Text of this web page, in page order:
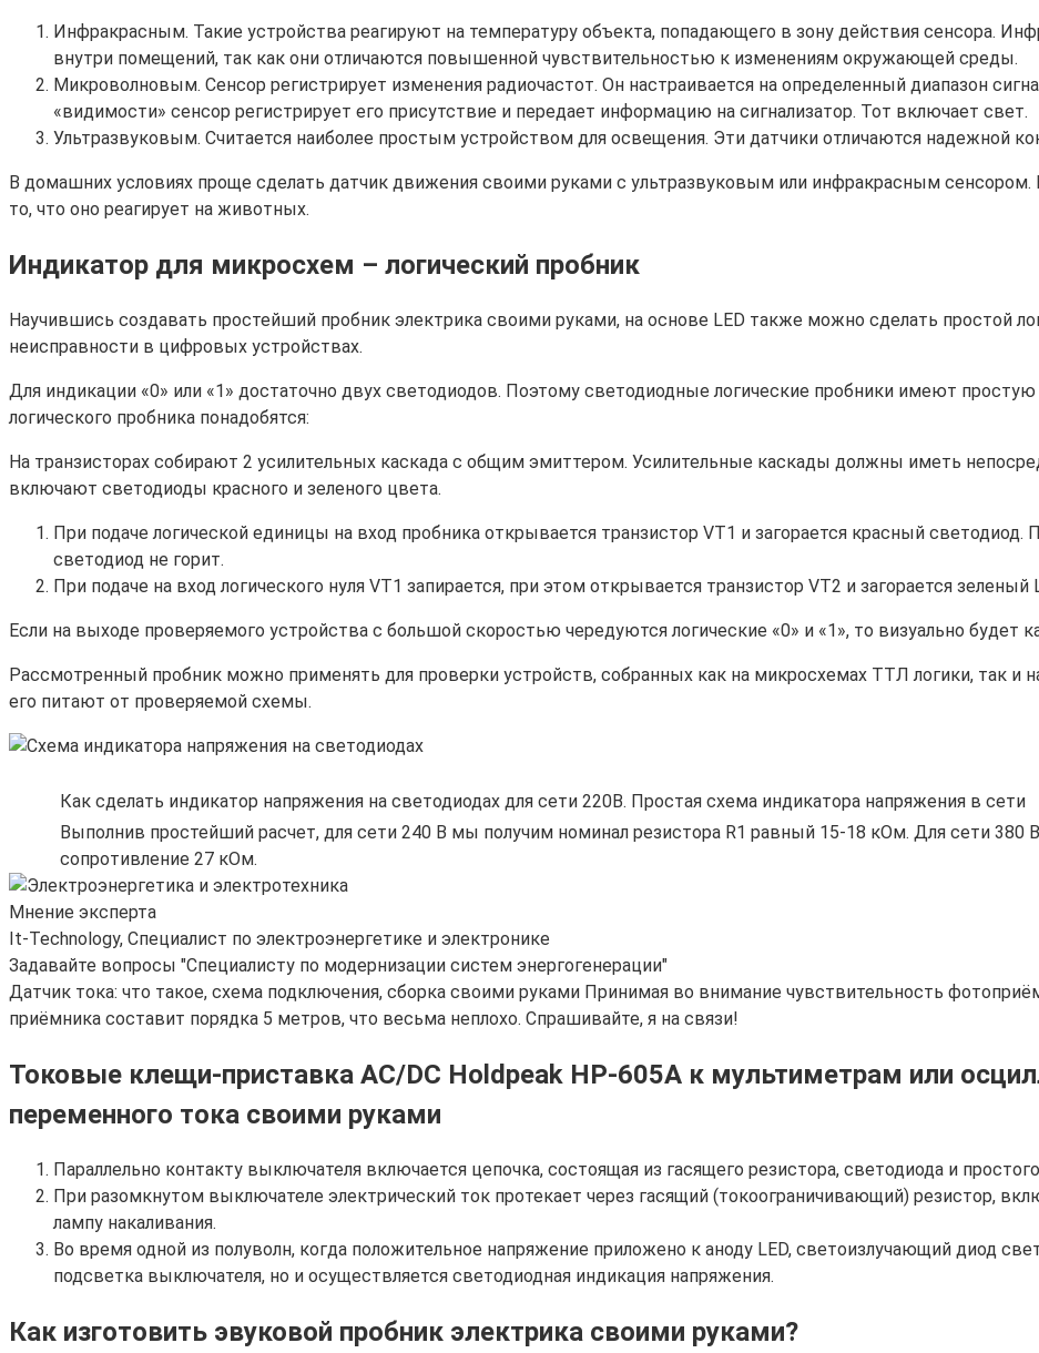
Инфракрасным. Такие устройства реагируют на температуру объекта, попадающего в зону действия сенсора.
внутри помещений, так как они отличаются повышенной чувствительностью к изменениям окружающей среды.
Микроволновым. Сенсор регистрирует изменения радиочастот. Он настраивается на определенный диапазон
«видимости» сенсор регистрирует его присутствие и передает информацию на сигнализатор. Тот включает свет.
Ультразвуковым. Считается наиболее простым устройством для освещения. Эти датчики отличаются надежной
В домашних условиях проще сделать датчик движения своими руками с ультразвуковым или инфракрасным сенсором.
то, что оно реагирует на животных.
Индикатор для микросхем – логический пробник
Научившись создавать простейший пробник электрика своими руками, на основе LED также можно сделать простой
неисправности в цифровых устройствах.
Для индикации «0» или «1» достаточно двух светодиодов. Поэтому светодиодные логические пробники имеют
логического пробника понадобятся:
На транзисторах собирают 2 усилительных каскада с общим эмиттером. Усилительные каскады должны иметь
включают светодиоды красного и зеленого цвета.
При подаче логической единицы на вход пробника открывается транзистор VT1 и загорается красный
светодиод не горит.
При подаче на вход логического нуля VT1 запирается, при этом открывается транзистор VT2 и загорается зеленый
Если на выходе проверяемого устройства с большой скоростью чередуются логические «0» и «1», то визуально будет
Рассмотренный пробник можно применять для проверки устройств, собранных как на микросхемах ТТЛ логики, так
его питают от проверяемой схемы.
Как сделать индикатор напряжения на светодиодах для сети 220В. Простая схема индикатора напряжения в сети
Выполнив простейший расчет, для сети 240 В мы получим номинал резистора R1 равный 15-18 кОм. Для сети
сопротивление 27 кОм.
Мнение эксперта
It-Technology, Cпециалист по электроэнергетике и электронике
Задавайте вопросы "Специалисту по модернизации систем энергогенерации"
Датчик тока: что такое, схема подключения, сборка своими руками Принимая во внимание чувствительность
приёмника составит порядка 5 метров, что весьма неплохо. Спрашивайте, я на связи!
Токовые клещи-приставка AC/DC Holdpeak HP-605A к мультиметрам или
переменного тока своими руками
Параллельно контакту выключателя включается цепочка, состоящая из гасящего резистора, светодиода и
При разомкнутом выключателе электрический ток протекает через гасящий (токоограничивающий) резистор,
лампу накаливания.
Во время одной из полуволн, когда положительное напряжение приложено к аноду LED, светоизлучающий диод
подсветка выключателя, но и осуществляется светодиодная индикация напряжения.
Как изготовить эвуковой пробник электрика своими руками?